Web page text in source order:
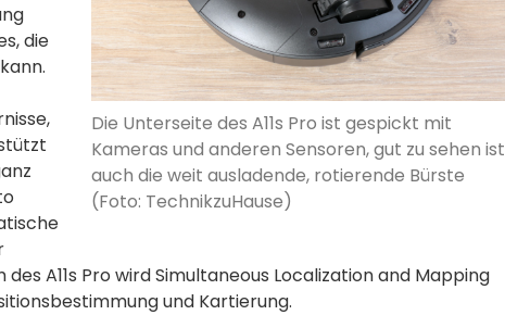
Die Unterseite des A11s Pro ist gespickt mit
Kameras und anderen Sensoren, gut zu sehen ist
auch die weit ausladende, rotierende Bürste
(Foto: TechnikzuHause)
die
A11s Pro wird Simultaneous Localization and Mapping
und Kartierung.